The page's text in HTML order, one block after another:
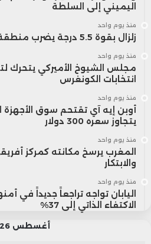
اليميني إلى السلطة
منذ يوم واحد
زلزال بقوة 5.5 درجة يضرب منطقة في ألاسكا
منذ يوم واحد
مجلس الشيوخ الأميركي يتحرك
انتخابات الكونغرس
منذ يوم واحد
أوبن إيه آي تقتحم سوق الأجهزة
يتجاوز سعره 300 دولار
منذ يوم واحد
المغرب يرسخ مكانته كمركز
والابتكار
منذ يوم واحد
اليابان تواجه تراجعاً جديداً في
الاكتفاء الذاتي إلى 37%
أغسطس 2026